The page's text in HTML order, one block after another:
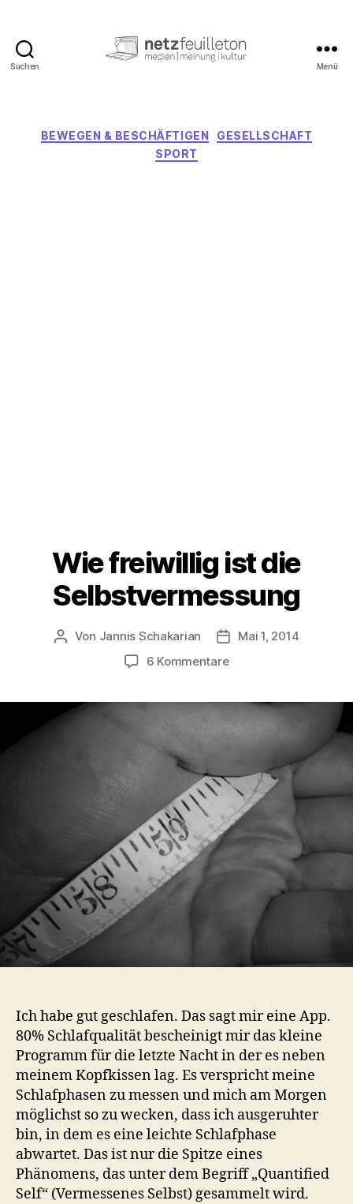
Suchen Menü
Kategorien
BEWEGEN & BESCHÄFTIGEN
GESELLSCHAFT
SPORT
Wie freiwillig ist die
Selbstvermessung
Beitragsautor
Von Jannis Schakarian
Mai 1, 2014
6 Kommentarezu
Selbstvermessung
Ich habe gut geschlafen. Das sagt mir eine App.
80% Schlafqualität bescheinigt mir das kleine
Programm für die letzte Nacht in der es neben
meinem Kopfkissen lag. Es verspricht meine
Schlafphasen zu messen und mich am Morgen
möglichst so zu wecken, dass ich ausgeruhter
bin, in dem es eine leichte Schlafphase
abwartet. Das ist nur die Spitze eines
Phänomens, das unter dem Begriff „Quantified
Self“ (Vermessenes Selbst) gesammelt wird.